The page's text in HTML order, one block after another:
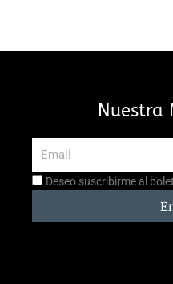
Nuestra
Aceptación
Deseo suscribirme al